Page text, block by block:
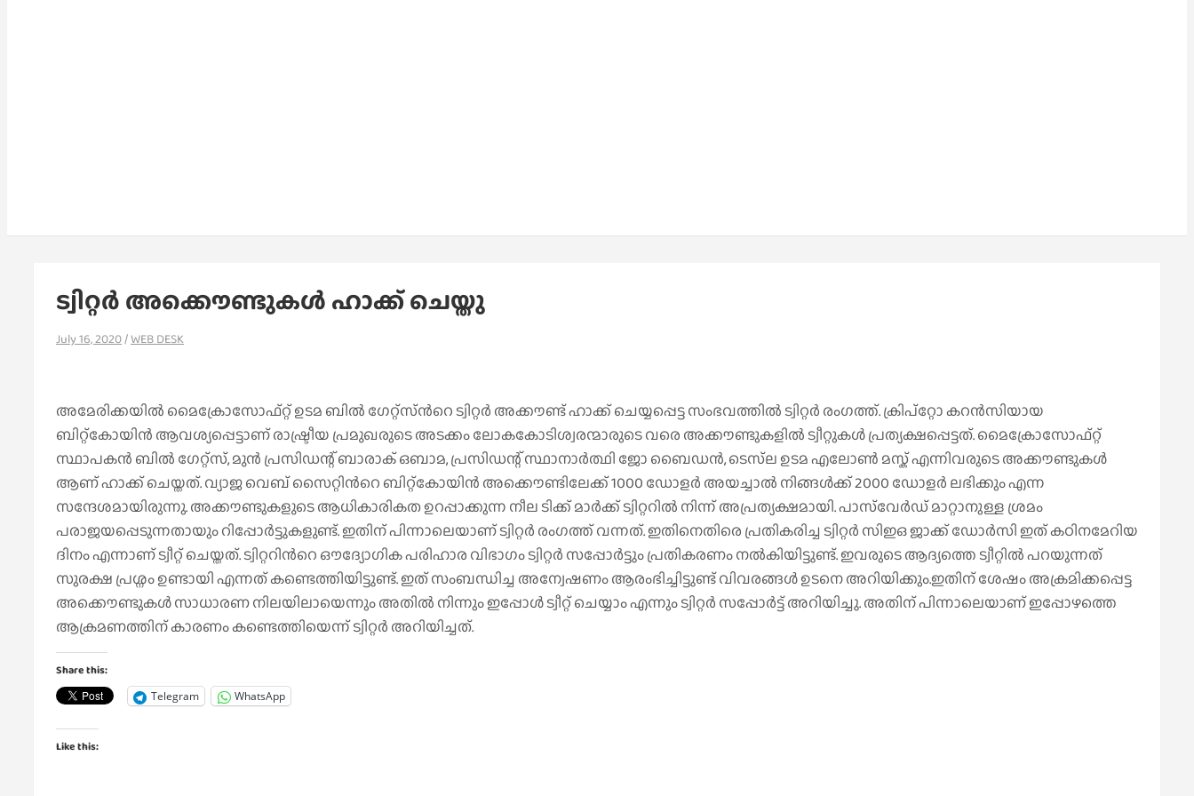
ട്വിറ്റര്‍ അക്കൌണ്ടുകള്‍ ഹാക്ക് ചെയ്തു
July 16, 2020 WEB DESK
അമേരിക്കയിൽ മൈക്രോസോഫ്റ്റ് ഉടമ ബിൽ ഗേറ്റ്സ്ൻറെ ട്വിറ്റർ അക്കൗണ്ട് ഹാക്ക് ചെയ്യപ്പെട്ട സംഭവത്തില്‍ ട്വിറ്റര്‍ രംഗത്ത്. ക്രിപ്റ്റോ കറൻസിയായ
ബിറ്റ്കോയിൻ ആവശ്യപ്പെട്ടാണ് രാഷ്ട്രീയ പ്രമുഖരുടെ അടക്കം ലോകകോടിശ്വരന്മാരുടെ വരെ അക്കൗണ്ടുകളില്‍ ട്വീറ്റുകള്‍ പ്രത്യക്ഷപ്പെട്ടത്. മൈക്രോസോഫ്റ്റ്
സ്ഥാപകന്‍ ബിൽ ഗേറ്റ്സ്, മുൻ പ്രസിഡന്റ് ബാരാക് ഒബാമ, പ്രസിഡന്റ് സ്ഥാനാർത്ഥി ജോ ബൈഡൻ, ടെസ്‍ല ഉടമ എലോൺ മസ്ക് എന്നിവരുടെ അക്കൗണ്ടുകൾ
ആണ് ഹാക്ക് ചെയ്തത്. വ്യാജ വെബ് സൈറ്റിന്‍റെ ബിറ്റ്കോയിന്‍ അക്കൌണ്ടിലേക്ക് 1000 ഡോളര്‍ അയച്ചാല്‍ നിങ്ങള്‍ക്ക് 2000 ഡോളര്‍ ലഭിക്കും എന്ന
സന്ദേശമായിരുന്നു. അക്കൗണ്ടുകളുടെ ആധികാരികത ഉറപ്പാക്കുന്ന നീല ടിക്ക് മാർക്ക് ട്വിറ്ററിൽ നിന്ന് അപ്രത്യക്ഷമായി. പാസ്‍വേർ‍ഡ് മാറ്റാനുള്ള ശ്രമം
പരാജയപ്പെടുന്നതായും റിപ്പോർട്ടുകളുണ്ട്. ഇതിന് പിന്നാലെയാണ് ട്വിറ്റര്‍ രംഗത്ത് വന്നത്. ഇതിനെതിരെ പ്രതികരിച്ച ട്വിറ്റര്‍ സിഇഒ ജാക്ക് ഡോര്‍സി ഇത് കഠിനമേറിയ
ദിനം എന്നാണ് ട്വീറ്റ് ചെയ്തത്. ട്വിറ്ററിന്‍റെ ഔദ്യോഗിക പരിഹാര വിഭാഗം ട്വിറ്റര്‍ സപ്പോര്‍ട്ടും പ്രതികരണം നല്‍കിയിട്ടുണ്ട്. ഇവരുടെ ആദ്യത്തെ ട്വീറ്റില്‍ പറയുന്നത്
സുരക്ഷ പ്രശ്നം ഉണ്ടായി എന്നത് കണ്ടെത്തിയിട്ടുണ്ട്. ഇത് സംബന്ധിച്ച അന്വേഷണം ആരംഭിച്ചിട്ടുണ്ട് വിവരങ്ങള്‍ ഉടനെ അറിയിക്കും.ഇതിന് ശേഷം അക്രമിക്കപ്പെട്ട
അക്കൌണ്ടുകള്‍ സാധാരണ നിലയിലായെന്നും അതില്‍ നിന്നും ഇപ്പോള്‍ ട്വീറ്റ് ചെയ്യാം എന്നും ട്വിറ്റര്‍ സപ്പോര്‍ട്ട് അറിയിച്ചു. അതിന് പിന്നാലെയാണ് ഇപ്പോഴത്തെ
ആക്രമണത്തിന് കാരണം കണ്ടെത്തിയെന്ന് ട്വിറ്റര്‍ അറിയിച്ചത്.
Share this:
Telegram WhatsApp
Like this: